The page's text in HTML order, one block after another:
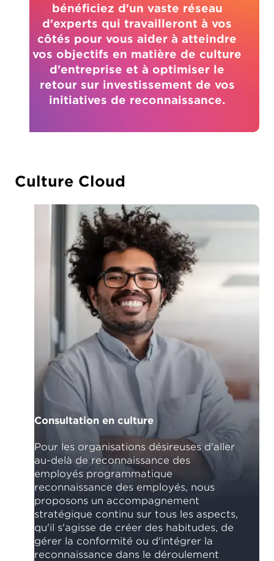
bénéficiez d'un vaste réseau
d'experts qui travailleront à vos
côtés pour vous aider à atteindre
vos objectifs en matière de culture
d'entreprise et à optimiser le
retour sur investissement de vos
initiatives de reconnaissance.
Culture Cloud
Consultation en culture
Pour les organisations désireuses d'aller
au-delà de reconnaissance des
employés programmatique
reconnaissance des employés, nous
proposons un accompagnement
stratégique continu sur tous les aspects,
qu'il s'agisse de créer des habitudes, de
gérer la conformité ou d'intégrer la
reconnaissance dans le déroulement